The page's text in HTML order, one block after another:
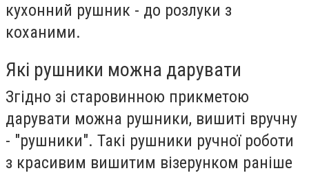
кухонний рушник - до розлуки з
коханими.
Які рушники можна дарувати
Згідно зі старовинною прикметою
дарувати можна рушники, вишиті вручну
- "рушники". Такі рушники ручної роботи
з красивим вишитим візерунком раніше